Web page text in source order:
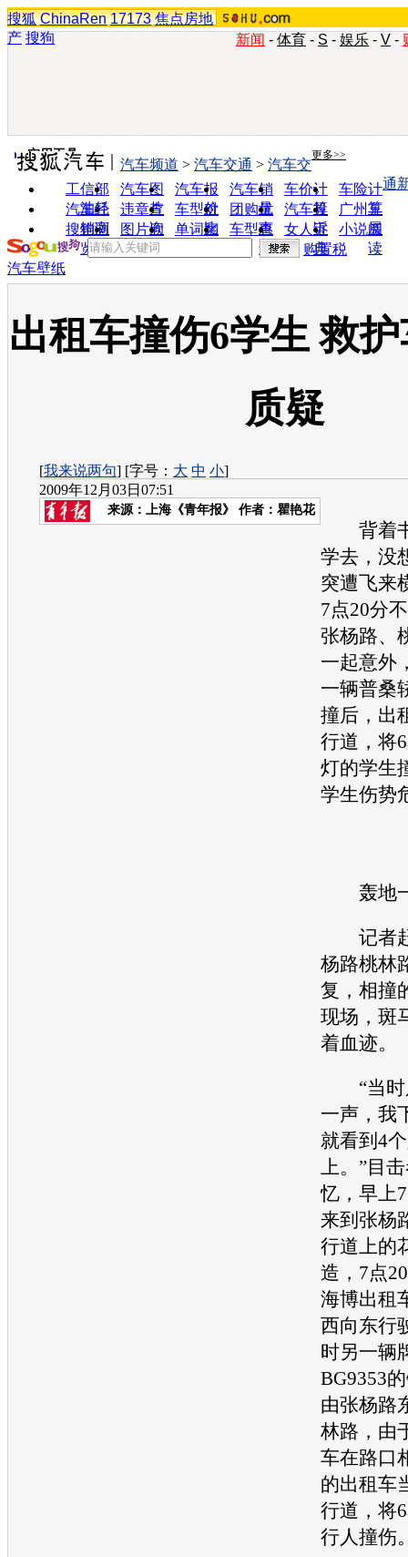
搜狐 ChinaRen 17173 焦点房地
产 搜狗 新闻 - 体育 - S - 娱乐 - V -
实用工具 更多>>
工信部
油耗
汽车图
片
汽车报
价
汽车销
量
车价计
算
车险计
算
汽车经
销商
违章查
询
车型对
比
团购优
惠
汽车投
诉
广州车
展
搜狗浏
览器
图片欣
赏
单词翻
车型查
询
女人宝
典
小说阅
读
汽车频道 > 汽车交通 > 汽车交
通
购置税
汽车壁纸
出租车撞伤6学生 救
质疑
[我来说两句] [字号： 大 中 小]
2009年12月03日07:51
来源： 上海《青年报》 作者：瞿艳花
背着书
学去，没
突遭飞来
7点20分
张杨路、
一起意外
一辆普桑
撞后，出
行道，将
灯的学生
学生伤势
轰地一
记者赶
杨路桃林
复，相撞
现场，斑
着血迹。
“当时
一声，我
就看到4
上。”目
忆，早上
来到张杨
行道上的
造，7点
海博出租
西向东行
时另一辆
BG9353
由张杨路
林路，由
车在路口
的出租车
行道，将
行人撞伤